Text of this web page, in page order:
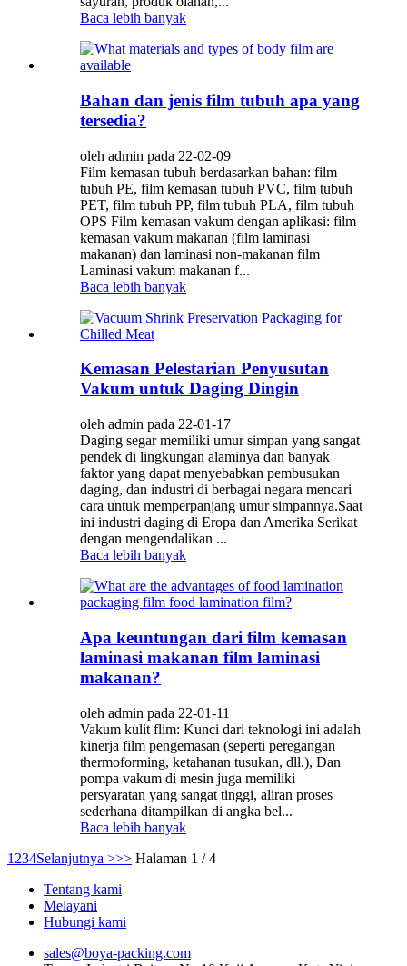
Baca lebih banyak
Bahan dan jenis film tubuh apa yang
tersedia?
oleh admin pada 22-02-09
Film kemasan tubuh berdasarkan bahan: film
tubuh PE, film kemasan tubuh PVC, film tubuh
PET, film tubuh PP, film tubuh PLA, film tubuh
OPS Film kemasan vakum dengan aplikasi: film
kemasan vakum makanan (film laminasi
makanan) dan laminasi non-makanan film
Laminasi vakum makanan f...
Baca lebih banyak
Kemasan Pelestarian Penyusutan
Vakum untuk Daging Dingin
oleh admin pada 22-01-17
Daging segar memiliki umur simpan yang sangat
pendek di lingkungan alaminya dan banyak
faktor yang dapat menyebabkan pembusukan
daging, dan industri di berbagai negara mencari
cara untuk memperpanjang umur simpannya.Saat
ini industri daging di Eropa dan Amerika Serikat
dengan mengendalikan ...
Baca lebih banyak
Apa keuntungan dari film kemasan
laminasi makanan film laminasi
makanan?
oleh admin pada 22-01-11
Vakum kulit flim: Kunci dari teknologi ini adalah
kinerja film pengemasan (seperti peregangan
thermoforming, ketahanan tusukan, dll.), Dan
pompa vakum di mesin juga memiliki
persyaratan yang sangat tinggi, aliran proses
sederhana ditampilkan di angka bel...
Baca lebih banyak
1 234Selanjutnya >>> Halaman 1 / 4
Tentang kami
Melayani
Hubungi kami
sales@boya-packing.com